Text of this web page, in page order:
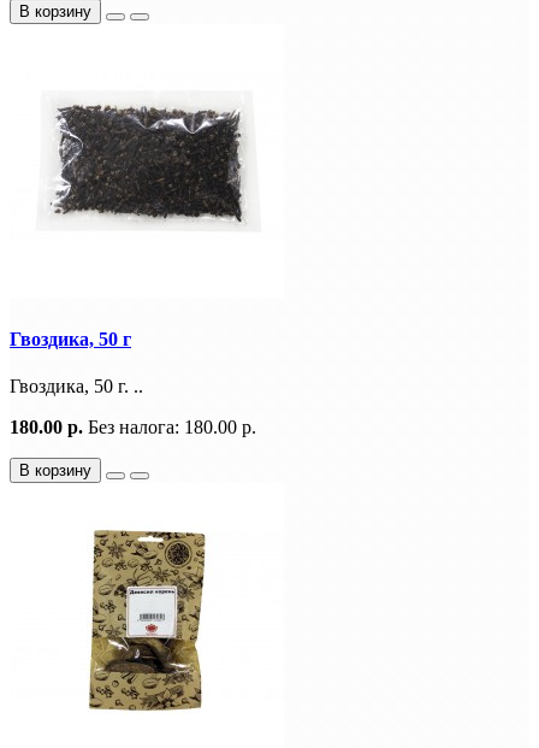
В корзину
Гвоздика, 50 г
Гвоздика, 50 г. ..
180.00 р. Без налога: 180.00 р.
В корзину